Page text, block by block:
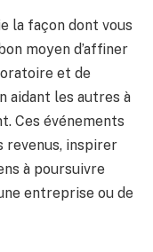
la façon dont vous
moyen d’affiner
et de
aidant les autres à
Ces événements
revenus, inspirer
à poursuivre
entreprise ou de